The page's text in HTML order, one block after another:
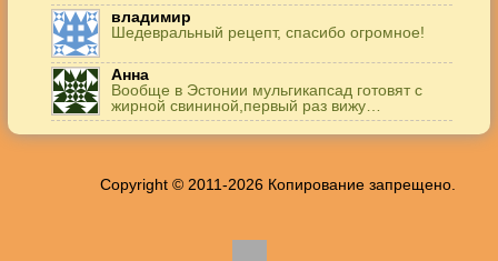
владимир
Шедевральный рецепт, спасибо огромное!
Анна
Вообще в Эстонии мульгикапсад готовят с
жирной свининой,первый раз вижу…
Игорь
Жанна
Copyright © 2011-2026 Копирование запрещено.